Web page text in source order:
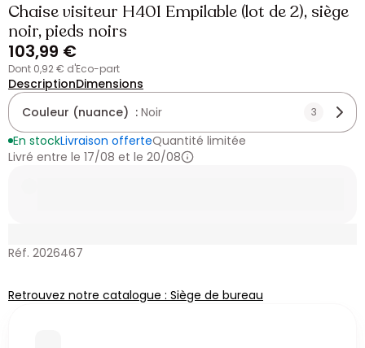
Chaise visiteur H401 Empilable (lot de 2), siège
noir, pieds noirs
103,99 €
dont 0,92 € d'Eco-part
DescriptionDimensions
Couleur (nuance) : Noir 3
En stockLivraison offerteQuantité limitée
Livré entre le 17/08 et le 20/08
Réf. 2026467
Retrouvez notre catalogue : Siège de bureau